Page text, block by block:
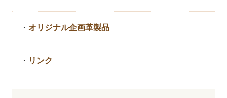
・ オリジナル企画革製品
・ リンク